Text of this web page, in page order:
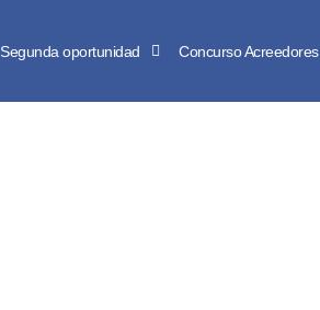
Segunda oportunidad Concurso Acreedores